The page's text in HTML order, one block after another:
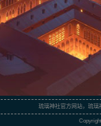
琉璃神社官方网站，琉璃